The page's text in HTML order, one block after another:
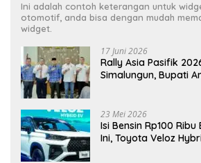
Ini adalah contoh keterangan untuk
otomotif, anda bisa dengan mudah
widget.
17 Juni 2026
Rally Asia Pasifik
Simalungun, Bupati
23 Mei 2026
Isi Bensin Rp100
Ini, Toyota Veloz